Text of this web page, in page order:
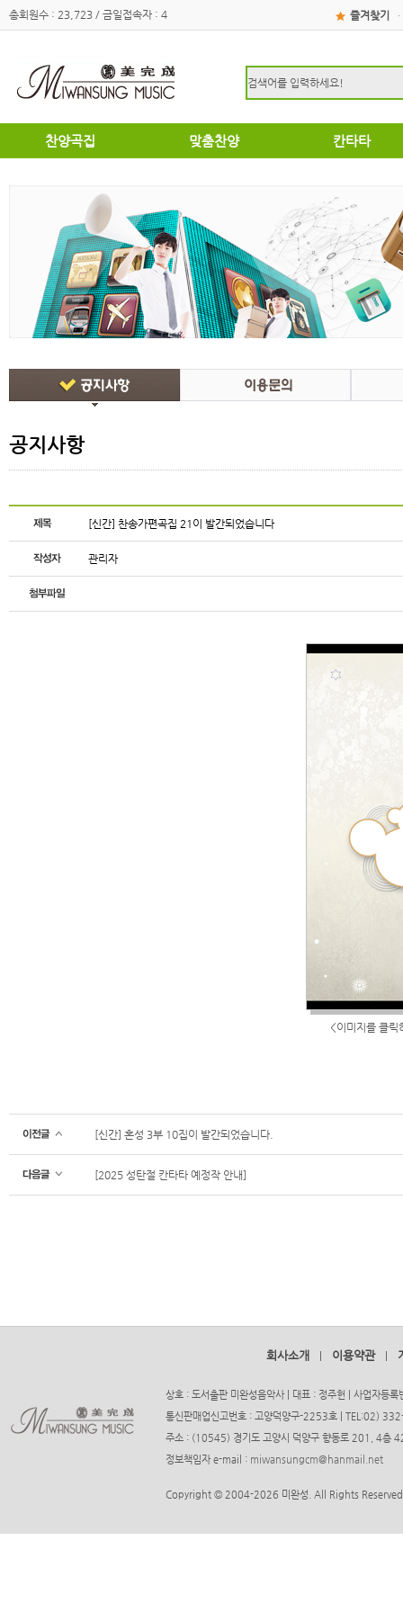
총회원수 : 23,723 / 금일접속자 : 4 즐겨찾기 ·
찬양곡집
쉽고은혜로운찬양곡집
소편성관현악성가곡집
영광의찬양
찬송가편곡
명성가 / 애창성가
복음성가합창편곡집
우리가락 찬양곡집
절기별성가
혼성3부
여성성가
맞춤찬양
영광의찬양
찬송가편곡
애창성가
명성가/복음성가합창편곡
절기별성가/국악성가
혼성3부
송영
특별찬양곡집
크리스마스
칸타타
부활절
공지사항
[신간] 찬송가편곡집 21이 발간되었습니다
관리자
<이미지를 클릭
[신간] 혼성 3부 10집이 발간되었습니다.
[2025 성탄절 칸타타 예정작 안내]
회사소개 이용약관
상호 : 도서출판 미완성음악사 | 대표 : 정주헌 | 사업자등
통신판매업신고번호 : 고양덕양구-2253호 | TEL:02)
주소 : (10545) 경기도 고양시 덕양구 향동로 201, 4층
정보책임자 e-mail : miwansungcm@hanmail.net
Copyright © 2004-2026 미완성. All Rights